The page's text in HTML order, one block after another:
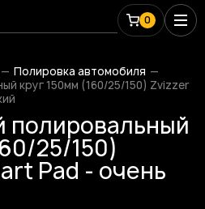
0
Полировка автомобиля
круг 150мм (160/25/150) Zvizzer
полировальный
25/150)
Pad - очень